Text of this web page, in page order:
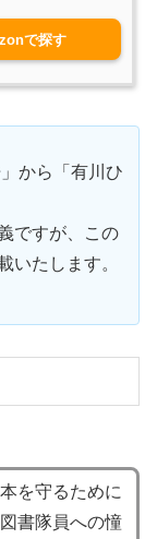
で探す
から「有川ひ
ですが、この
いたします。
を守るために
書隊員への憧